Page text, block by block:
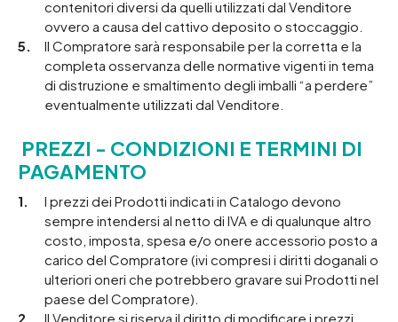
contenitori diversi da quelli utilizzati dal Venditore
ovvero a causa del cattivo deposito o stoccaggio.
Il Compratore sarà responsabile per la corretta e la
completa osservanza delle normative vigenti in tema
di distruzione e smaltimento degli imballi “a perdere”
eventualmente utilizzati dal Venditore.
PREZZI - CONDIZIONI E TERMINI DI
PAGAMENTO
I prezzi dei Prodotti indicati in Catalogo devono
sempre intendersi al netto di IVA e di qualunque altro
costo, imposta, spesa e/o onere accessorio posto a
carico del Compratore (ivi compresi i diritti doganali o
ulteriori oneri che potrebbero gravare sui Prodotti nel
paese del Compratore).
Il Venditore si riserva il diritto di modificare i prezzi